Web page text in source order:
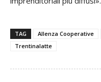
TAG Allenza Cooperative
Trentinalatte